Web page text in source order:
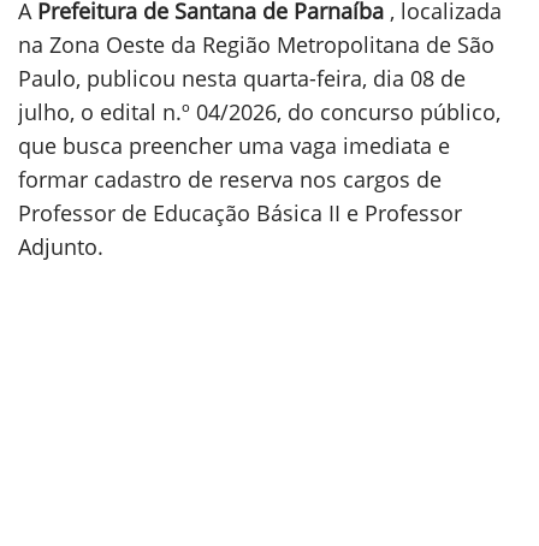
APrefeitura de Santana de Parnaíba , localizada
na Zona Oeste da Região Metropolitana de São
Paulo, publicou nesta quarta-feira, dia 08 de
julho, o edital n.º 04/2026, do concurso público,
que busca preencher uma vaga imediata e
formar cadastro de reserva nos cargos de
Professor de Educação Básica II e Professor
Adjunto.